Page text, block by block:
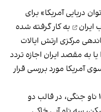
از ۱۰ درصد از توان دریایی آمریکا» برای
ایران
به کار گرفته شده
مرکزی ارتش ایالات
به مقصد ایران اجازه تردد
آمریکا مورد بررسی قرار
نیروی دریایی آمریکا در حال حاضر ۱۶ ناو جنگی، در قالب دو